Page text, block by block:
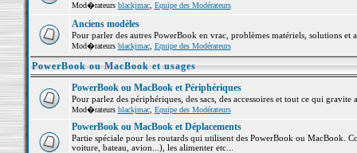
Mod�rateurs blackjmac, Equipe des Modérateurs
Anciens modèles
Pour parler des autres PowerBook en vrac, problèmes matériels, solutions et
Mod�rateurs blackjmac, Equipe des Modérateurs
PowerBook ou MacBook et usages
PowerBook ou MacBook et Périphériques
Pour parlez des périphériques, des sacs, des accessoires et tout ce qui
Mod�rateurs blackjmac, Equipe des Modérateurs
PowerBook ou MacBook et Déplacements
Partie spéciale pour les routards qui utilisent des PowerBook ou MacBook.
voiture, bateau, avion...), les alimenter etc...